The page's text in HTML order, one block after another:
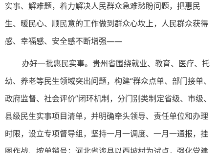
实事、解难题，着力解决人民群众急难愁盼问题，把惠民
生、暖民心、顺民意的工作做到群众心坎上，人民群众获得
感、幸福感、安全感不断增强——
办好一批惠民实事。贵州省围绕就业、教育、医疗、托
幼、养老等民生领域突出问题，构建“群众点单、部门接单、
政府监督、社会评价”闭环机制，分门别类制定省级、市级、
县级民生实事项目清单，并明确牵头领导、责任单位和办理
时限，设立专项督导组，坚持一月一调度、一月一通报，挂